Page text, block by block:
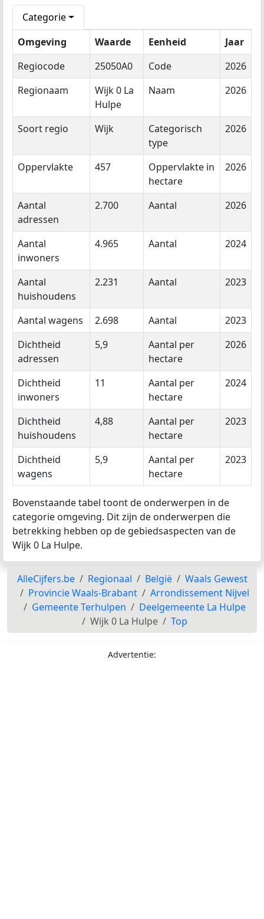
Categorie
Omgeving
Waarde Eenheid
Jaar
Regiocode
25050A0 Code
2026
Regionaam
Wijk 0 La
Hulpe
Naam 2026
Soort regio Wijk
Categorisch
type
2026
Oppervlakte 457
Oppervlakte in
hectare
2026
Aantal
adressen
2.700 Aantal 2026
Aantal
inwoners
4.965 Aantal 2024
Aantal
huishoudens
2.231 Aantal 2023
Aantal wagens 2.698 Aantal
2023
Dichtheid
adressen
5,9
Aantal per
hectare
2026
Dichtheid
inwoners
11
Aantal per
hectare
2024
Dichtheid
huishoudens
4,88
Aantal per
hectare
2023
Dichtheid
wagens
5,9
Aantal per
hectare
2023
Bovenstaande tabel toont de onderwerpen in de
categorie omgeving. Dit zijn de onderwerpen die
betrekking hebben op de gebiedsaspecten van de
Wijk 0 La Hulpe.
AlleCijfers.be Regionaal België
Waals Gewest
Provincie Waals-Brabant
Arrondissement Nijvel
Gemeente Terhulpen
Deelgemeente La Hulpe
Wijk 0 La Hulpe
Top
Advertentie: